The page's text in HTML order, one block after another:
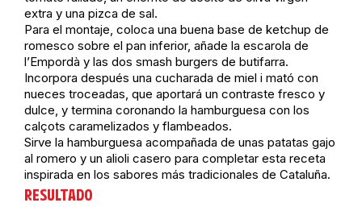
extra y una pizca de sal.
Para el montaje, coloca una buena base de ketchup de
romesco sobre el pan inferior, añade la escarola de
l’Empordà y las dos smash burgers de butifarra.
Incorpora después una cucharada de miel i mató con
nueces troceadas, que aportará un contraste fresco y
dulce, y termina coronando la hamburguesa con los
calçots caramelizados y flambeados.
Sirve la hamburguesa acompañada de unas patatas gajo
al romero y un alioli casero para completar esta receta
inspirada en los sabores más tradicionales de Cataluña.
RESULTADO